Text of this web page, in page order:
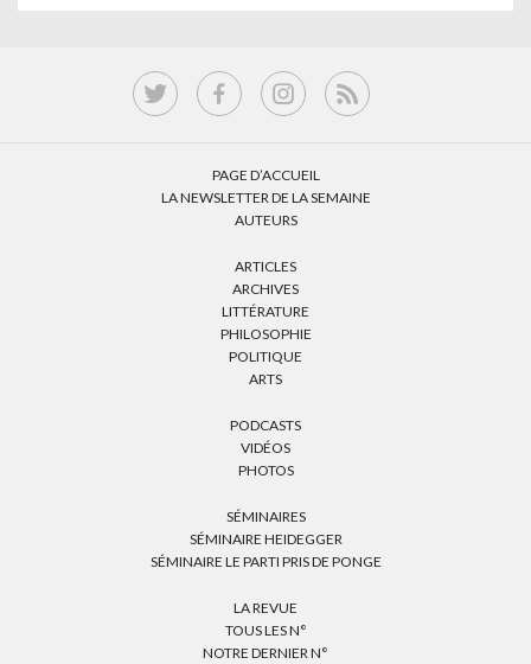
PAGE D’ACCUEIL
LA NEWSLETTER DE LA SEMAINE
AUTEURS
ARTICLES
ARCHIVES
LITTÉRATURE
PHILOSOPHIE
POLITIQUE
ARTS
PODCASTS
VIDÉOS
PHOTOS
SÉMINAIRES
SÉMINAIRE HEIDEGGER
SÉMINAIRE LE PARTI PRIS DE PONGE
LA REVUE
TOUS LES N°
NOTRE DERNIER N°